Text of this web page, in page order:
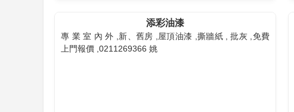
添彩油漆
專 業 室 內 外 ,新、舊房 ,屋頂油漆 ,撕牆紙 , 批灰 ,免費
上門報價 ,0211269366 姚